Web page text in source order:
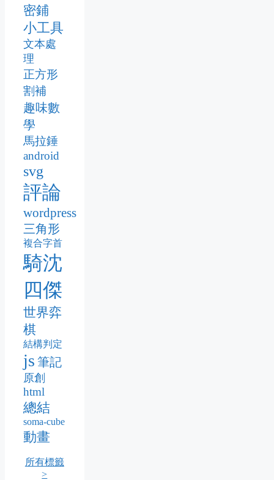
密鋪
小工具
文本處
理
正方形
割補
趣味數
學
馬拉錘
android
svg
評論
wordpress
三角形
複合字首
騎沈
四傑
世界弈
棋
結構判定
js 筆記
原創
html
總結
soma-cube
動畫
所有標籤
>